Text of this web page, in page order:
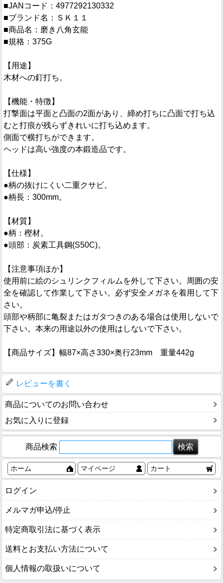
■JANコード：4977292130332
■ブランド名：ＳＫ１１
■商品名：磨き八角玄能
■規格：375G
【用途】
木材への釘打ち。
【機能・特徴】
打撃面は平面と凸面の2面があり、締め打ちに凸面で打ち込
むと打痕が残らずきれいに打ち込めます。
側面で横打ちができます。
ヘッドは高い強度の本鍛造品です。
【仕様】
●柄の抜けにくい二重クサビ。
●柄長：300mm。
【材質】
●柄：樫材。
●頭部：炭素工具鋼(S50C)。
【注意事項ほか】
使用前に絵のシュリンクフィルムを外して下さい。周囲の安
全を確認して作業して下さい。必ず安全メガネを着用して下
さい。
頭部や柄部に亀裂またはガタつきのある場合は使用しないで
下さい。本来の用途以外の使用はしないで下さい。
【商品サイズ】幅87×高さ330×奥行23mm 重量442g
レビューを書く
商品についてのお問い合わせ
お気に入りに登録
商品検索
ホーム マイページ カート
ログイン
メルマガ申込/停止
特定商取引法に基づく表示
送料とお支払い方法について
個人情報の取扱いについて